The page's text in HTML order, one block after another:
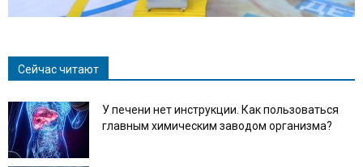
Сейчас читают
У печени нет инструкции. Как пользоваться
главным химическим заводом организма?